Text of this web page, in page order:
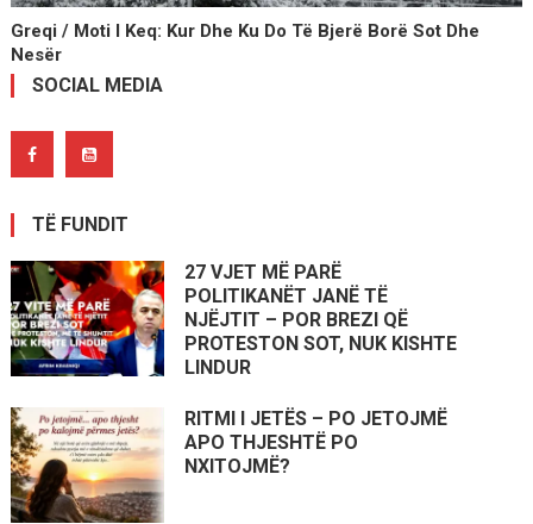
Greqi / Moti I Keq: Kur Dhe Ku Do Të Bjerë Borë Sot Dhe
Nesër
SOCIAL MEDIA
TË FUNDIT
27 VJET MË PARË
POLITIKANËT JANË TË
NJËJTIT – POR BREZI QË
PROTESTON SOT, NUK KISHTE
LINDUR
RITMI I JETËS – PO JETOJMË
APO THJESHTË PO
NXITOJMË?